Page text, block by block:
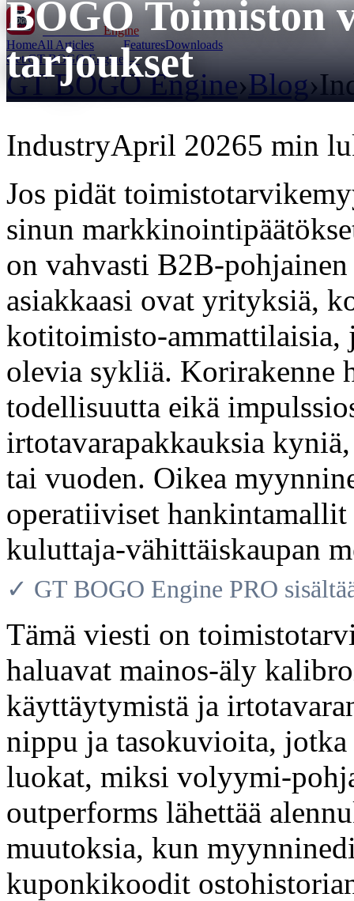
GT BOGO Engine
HomeAll Articles FeaturesDownloads
Get GT BOGO Engine →
GT BOGO Engine›Blog›
BOGO Toimiston
tarjoukset
IndustryApril 20265 min
Jos pidät
sinun
on vahvasti B2B-
asiakkaasi ovat yrityksiä,
kotitoimisto-ammattilaisia,
olevia sykliä. Korirakenne
todellisuutta eikä
irtotavarapakkauksia
tai vuoden. Oikea
operatiiviset hankintamallit
kuluttaja-vähittäiskaupan
✓ GT BOGO Engine PRO
Tämä viesti on
haluavat mainos-äly
käyttäytymistä ja
nippu ja tasokuvioita,
luokat, miksi volyymi-
outperforms lähettää
muutoksia, kun
kuponkikoodit